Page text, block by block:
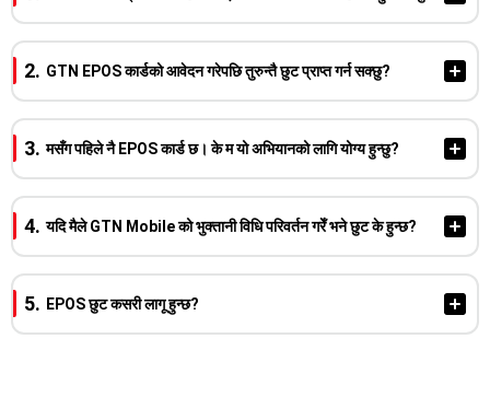
प्रयोगकर्ताहरू) का लागि मात्र हो।
GTN EPOS कार्डको आवेदन गरेपछि तुरुन्तै छुट प्राप्त गर्न सक्छु?
अन्त्यसम्म प्रयोग गरिएको रकम मात्र छुटको लागि योग्य हुन्छ, र बिलिङ
मितिमा स्वचालित रूपमा छुट लागू हुन्छ।
उदाहरण:
प्रयोग रकममा मे 27 को बिलिङ समयमा अधिकतम ¥3,300 छुट प्राप्त
मसँग पहिले नै EPOS कार्ड छ। के म यो अभियानको लागि योग्य हुन्छु?
अभियानका लागि योग्य हुँदैनन्।
यदि मैले GTN Mobile को भुक्तानी विधि परिवर्तन गरेँ भने छुट के हुन्छ?
छुट लागू नहुन पनि सक्छ।
EPOS छुट कसरी लागू हुन्छ?